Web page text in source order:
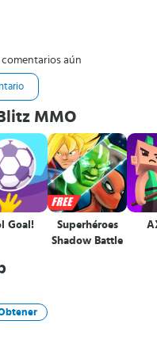
comentarios aún
MMO
Goal!
Superhéroes
Shadow Battle